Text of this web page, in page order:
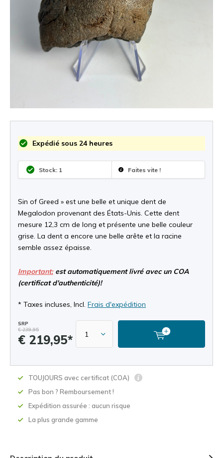
Expédié sous 24 heures
Stock: 1 Faites vite !
Sin of Greed » est une belle et unique dent de
Megalodon provenant des États-Unis. Cette dent
mesure 12,3 cm de long et présente une belle couleur
grise. La dent a encore une belle arête et la racine
semble assez épaisse.
Important:est automatiquement livré avec un COA
(certificat d'authenticité)!
* Taxes incluses, Incl. Frais d'expédition
SRP
€ 239,95
€ 219,95*
TOUJOURS avec certificat (COA)
Pas bon ? Remboursement !
Expédition assurée : aucun risque
La plus grande gamme